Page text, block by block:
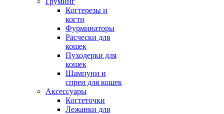
Когтерезы и
когти
Фурминаторы
Расчески для
кошек
Пуходерки для
кошек
Шампуни и
спреи для кошек
Аксессуары
Когтеточки
Лежанки для